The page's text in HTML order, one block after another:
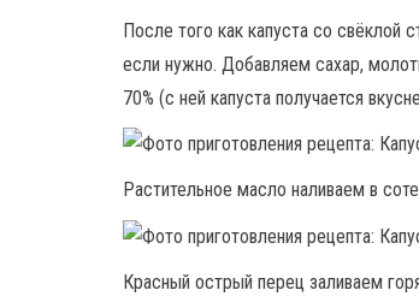
После того как капуста со свёклой
если нужно. Добавляем сахар,
70% (с ней капуста получается
Растительное масло наливаем в
Красный острый перец заливаем